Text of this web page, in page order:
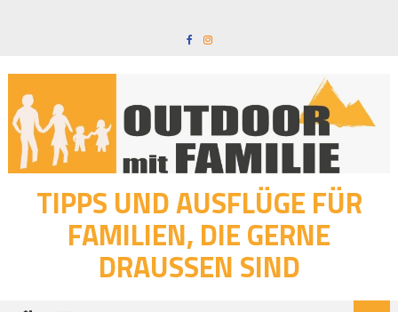
TIPPS UND AUSFLÜGE FÜR
FAMILIEN, DIE GERNE
DRAUSSEN SIND